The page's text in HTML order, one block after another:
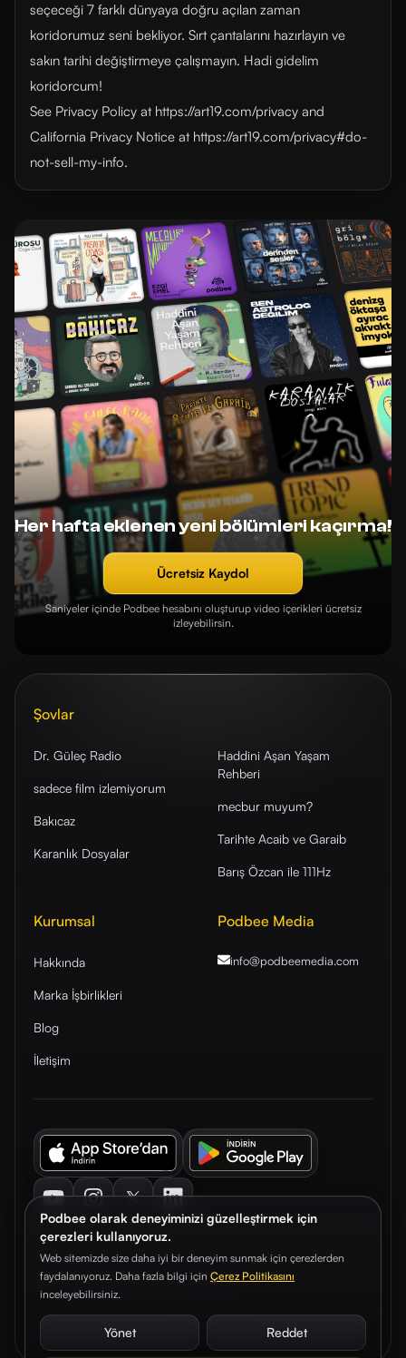
Podbee olarak deneyiminizi güzelleştirmek için
çerezleri kullanıyoruz.
Web sitemizde size daha iyi bir deneyim sunmak için çerezlerden
faydalanıyoruz. Daha fazla bilgi için Çerez Politikasını
inceleyebilirsiniz.
Yönet Reddet
seçeceği 7 farklı dünyaya doğru açılan zaman
koridorumuz seni bekliyor. Sırt çantalarını hazırlayın ve
sakın tarihi değiştirmeye çalışmayın. Hadi gidelim
koridorcum!
See Privacy Policy at https://art19.com/privacy and
California Privacy Notice at https://art19.com/privacy#do-
not-sell-my-info.
Her hafta eklenen yeni bölümleri kaçırma!
Ücretsiz Kaydol
Saniyeler içinde Podbee hesabını oluşturup video içerikleri ücretsiz
izleyebilirsin.
Şovlar
Dr. Güleç Radio
sadece film izlemiyorum
Bakıcaz
Karanlık Dosyalar
Haddini Aşan Yaşam
Rehberi
mecbur muyum?
Tarihte Acaib ve Garaib
Barış Özcan ile 111Hz
Kurumsal
Hakkında
Marka İşbirlikleri
Blog
İletişim
Podbee Media
info@podbeemedia.com
© 2026. Podbee Media. Tüm hakları saklıdır.
Çerez TercihleriAydınlatma Metni Gizlilik Sözleşmesi